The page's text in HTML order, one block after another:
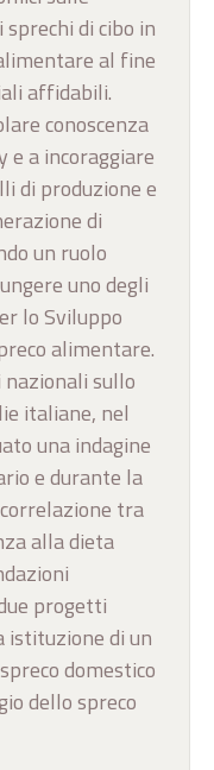
sprechi di cibo in
al fine
affidabili.
conoscenza
e a incoraggiare
di produzione e
di
un ruolo
uno degli
lo Sviluppo
alimentare.
nazionali sullo
italiane, nel
una indagine
e durante la
tra
alla dieta
progetti
istituzione di un
domestico
dello spreco